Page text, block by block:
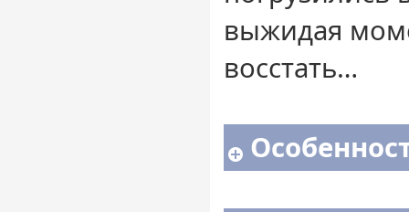
выжидая
восстать…